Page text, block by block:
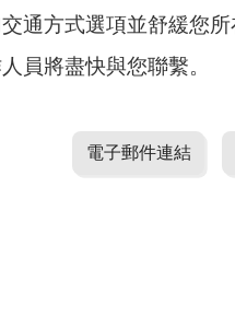
通方式選項並舒緩您
員將盡快與您聯繫。
電子郵件連結